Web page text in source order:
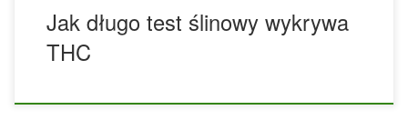
Jak długo test ślinowy wykrywa
THC